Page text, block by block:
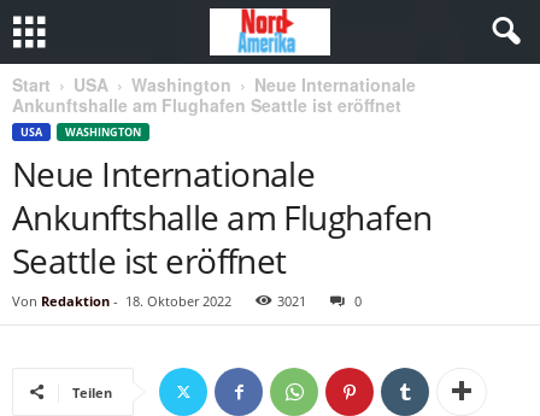
Start USA Washington
Neue Internationale
Ankunftshalle am Flughafen Seattle ist eröffnet
USA WASHINGTON
Neue Internationale
Ankunftshalle am Flughafen
Seattle ist eröffnet
Von Redaktion - 18. Oktober 2022 3021 0
Teilen